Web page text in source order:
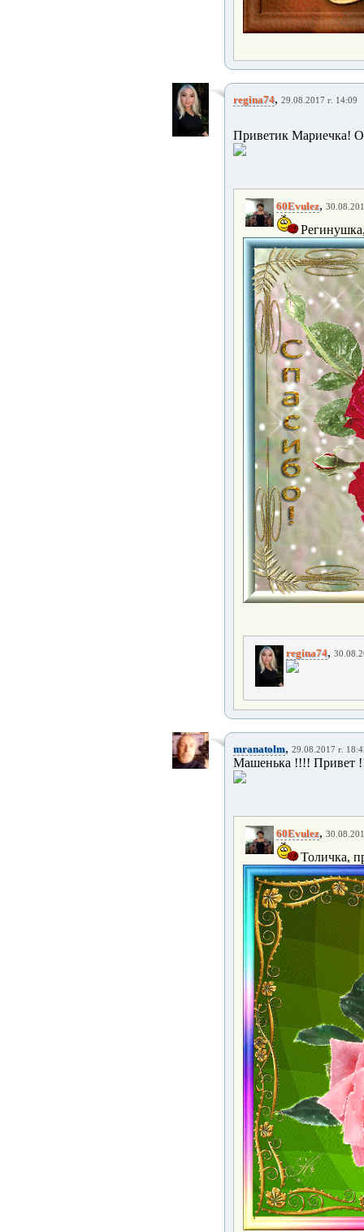
regina74, 29.08.2017 г. 14:09
Приветик Мариечка!
60Evulez,
regina74,
mranatolm, 29.08.2017 г.
Машенька !!!! Привет
60Evulez,
Толичка,